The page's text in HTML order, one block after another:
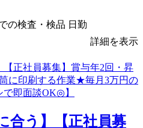
の検査・検品 日勤
詳細を表示
合う】【正社員募